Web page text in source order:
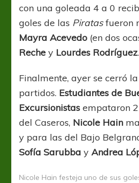
con una goleada 4 a 0
goles de las Piratasfueron
Mayra Acevedo (en dos
Reche y Lourdes Rodríguez.
Finalmente, ayer se cerró
partidos. Estudiantes de
Excursionistas empataron
del Caseros, Nicole Hain
y para las del Bajo
Sofía Sarubba yAndrea
Nicole Hain festeja uno de sus